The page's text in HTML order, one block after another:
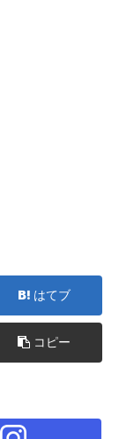
はてブ
コピー